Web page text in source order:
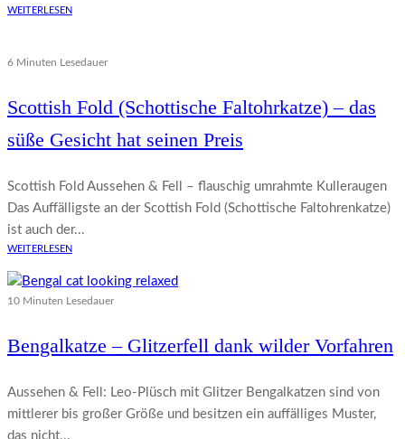
WEITERLESEN
6 Minuten Lesedauer
Scottish Fold (Schottische Faltohrkatze) – das
süße Gesicht hat seinen Preis
Scottish Fold Aussehen & Fell – flauschig umrahmte Kulleraugen
Das Auffälligste an der Scottish Fold (Schottische Faltohrenkatze)
ist auch der...
WEITERLESEN
10 Minuten Lesedauer
Bengalkatze – Glitzerfell dank wilder Vorfahren
Aussehen & Fell: Leo-Plüsch mit Glitzer Bengalkatzen sind von
mittlerer bis großer Größe und besitzen ein auffälliges Muster,
das nicht...